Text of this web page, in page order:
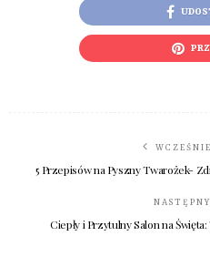
5 Przepisów na Pyszny Twarożek-
NASTĘPNY
Ciepły i Przytulny Salon na